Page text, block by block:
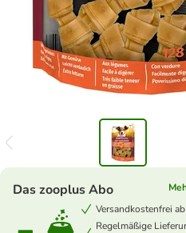
Das zooplus Abo
Versandkostenfrei
Regelmäßige